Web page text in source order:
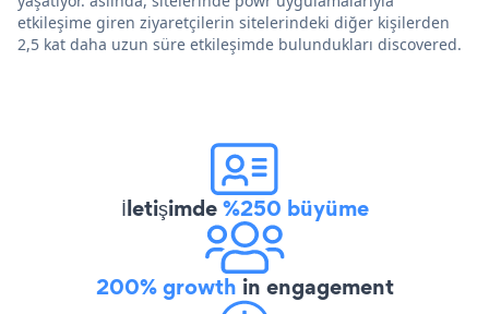
etkileşime giren ziyaretçilerin sitelerindeki diğer kişilerden
2,5 kat daha uzun süre etkileşimde bulundukları discovered.
İletişimde%250 büyüme
200% growth in engagement